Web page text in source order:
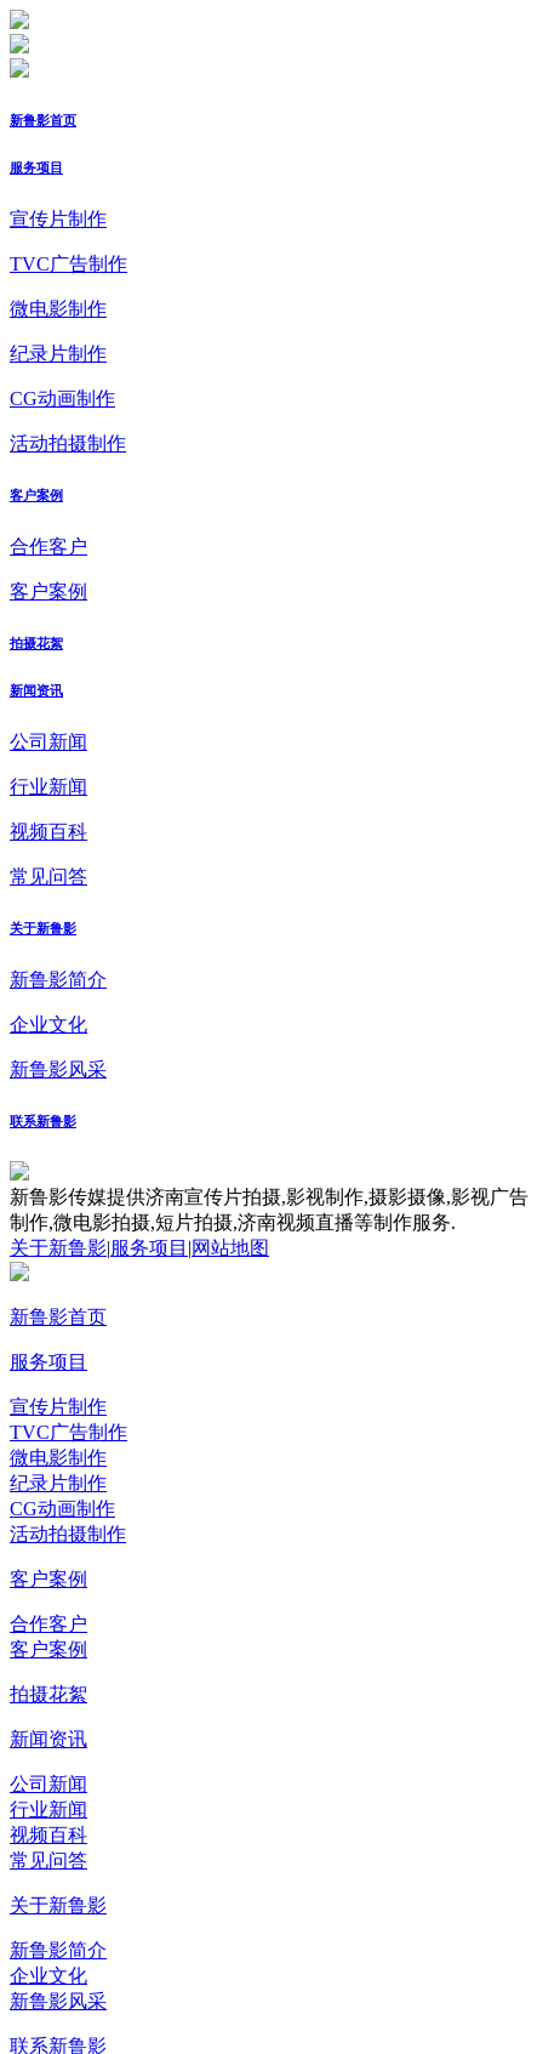
新鲁影首页
服务项目
宣传片制作
TVC广告制作
微电影制作
纪录片制作
CG动画制作
活动拍摄制作
客户案例
合作客户
客户案例
拍摄花絮
新闻资讯
公司新闻
行业新闻
视频百科
常见问答
关于新鲁影
新鲁影简介
企业文化
新鲁影风采
联系新鲁影
新鲁影传媒提供济南宣传片拍摄,影视制作,摄影摄像,影视广告
制作,微电影拍摄,短片拍摄,济南视频直播等制作服务.
关于新鲁影|服务项目 |网站地图
新鲁影首页
服务项目
宣传片制作
TVC广告制作
微电影制作
纪录片制作
CG动画制作
活动拍摄制作
客户案例
合作客户
客户案例
拍摄花絮
新闻资讯
公司新闻
行业新闻
视频百科
常见问答
关于新鲁影
新鲁影简介
企业文化
新鲁影风采
联系新鲁影